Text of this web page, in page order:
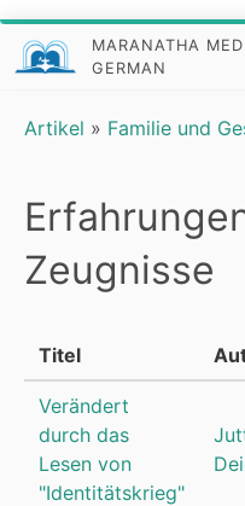
MARANATHA
GERMAN
Artikel » Familie und
Zeugnisse
Titel
Verändert
durch das
Lesen von
"Identitätskrieg"